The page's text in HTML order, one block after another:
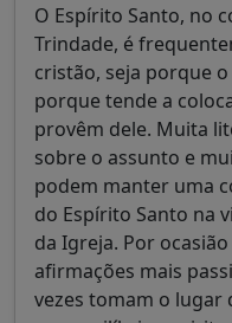
O Espírito Santo, no
Trindade, é
cristão, seja porque
porque tende a
provêm dele. Muita
sobre o assunto e
podem manter uma
do Espírito Santo na
da Igreja. Por
afirmações mais
vezes tomam o lugar